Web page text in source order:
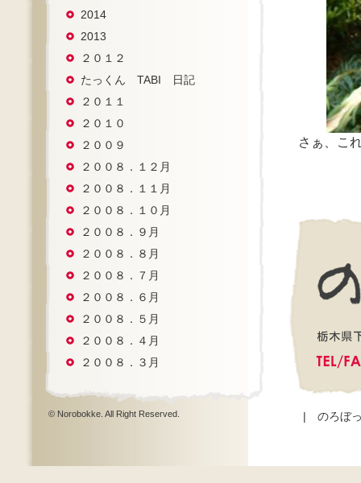
2014
2013
２０１２
たっくん TABI 日記
２０１１
２０１０
２００９
２００８．１２月
２００８．１１月
２００８．１０月
２００８．９月
２００８．８月
２００８．７月
２００８．６月
２００８．５月
２００８．４月
２００８．３月
© Norobokke. All Right Reserved.
さぁ、こ
| のろぼ